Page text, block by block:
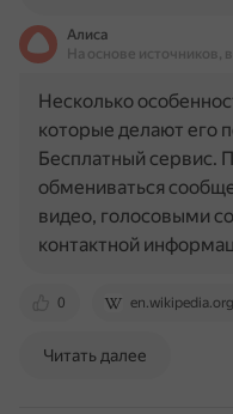
Алиса
На основе
0 en.wikipedia.org
Несколько
которые делают его
Бесплатный сервис.
обмениваться
видео, голосовыми
контактной
Читать далее